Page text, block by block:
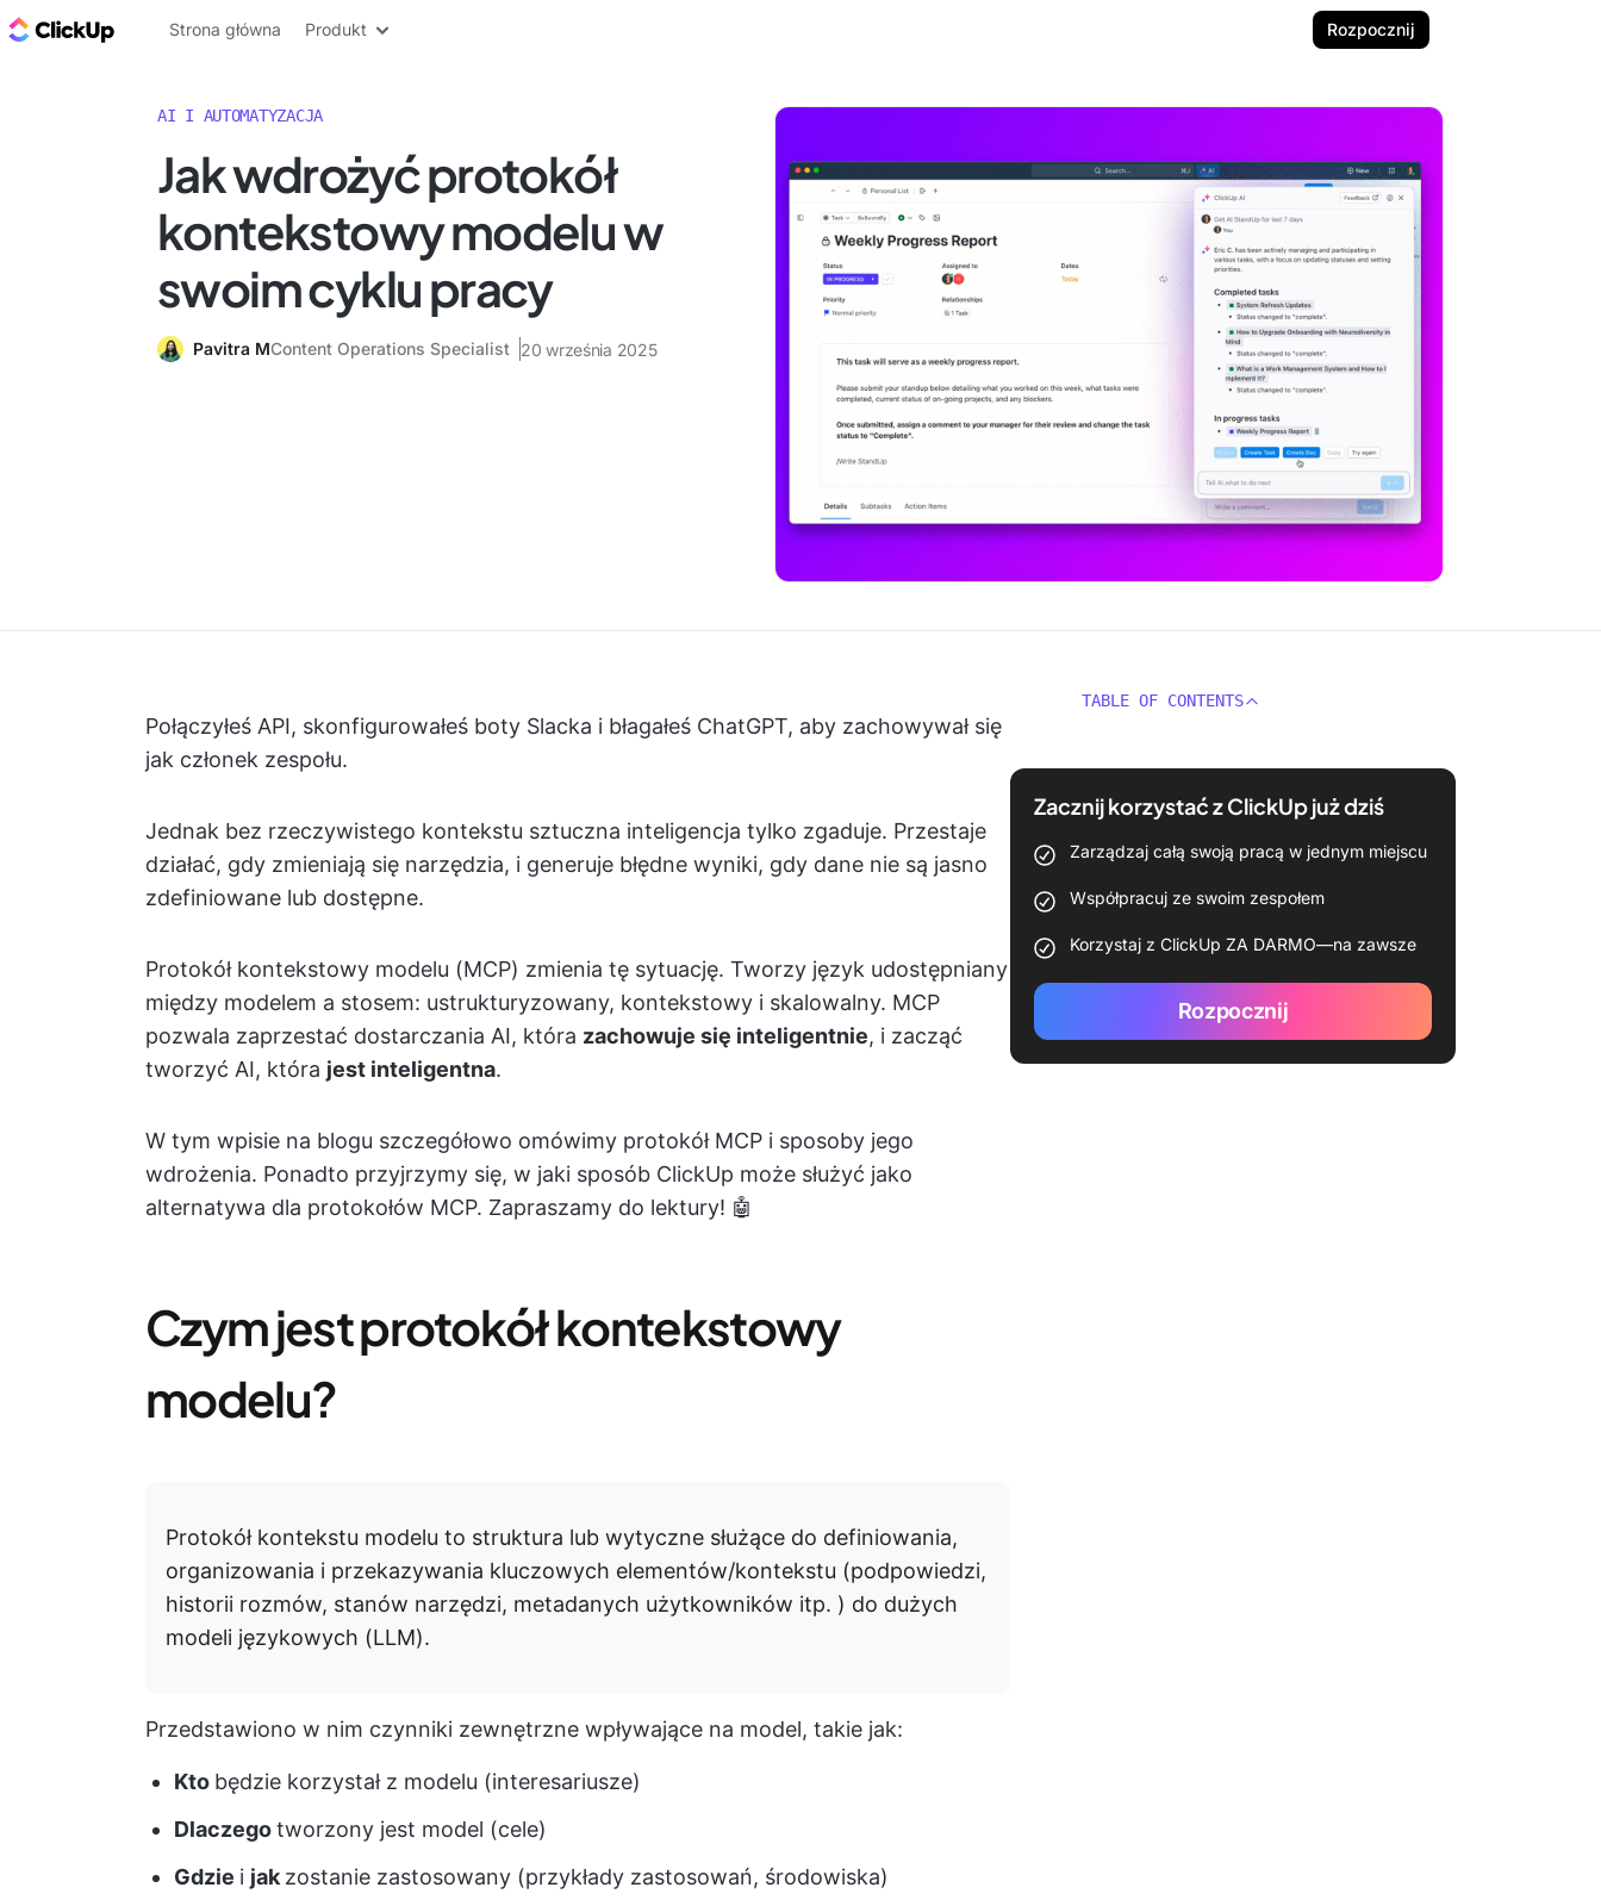
ClickUp Blog
Strona główna Produkt Rozpocznij
AI I AUTOMATYZACJA
Jak wdrożyć protokół
kontekstowy modelu w
swoim cyklu pracy
Pavitra MContent Operations Specialist 20 września 2025
Połączyłeś API, skonfigurowałeś boty Slacka i błagałeś ChatGPT, aby zachowywał się
jak członek zespołu.
Jednak bez rzeczywistego kontekstu sztuczna inteligencja tylko zgaduje. Przestaje
działać, gdy zmieniają się narzędzia, i generuje błędne wyniki, gdy dane nie są jasno
zdefiniowane lub dostępne.
Protokół kontekstowy modelu (MCP) zmienia tę sytuację. Tworzy język udostępniany
między modelem a stosem: ustrukturyzowany, kontekstowy i skalowalny. MCP
pozwala zaprzestać dostarczania AI, która zachowuje się inteligentnie, i zacząć
tworzyć AI, która jest inteligentna.
W tym wpisie na blogu szczegółowo omówimy protokół MCP i sposoby jego
wdrożenia. Ponadto przyjrzymy się, w jaki sposób ClickUp może służyć jako
alternatywa dla protokołów MCP. Zapraszamy do lektury! 🤖
Czym jest protokół kontekstowy
modelu?
Protokół kontekstu modelu to struktura lub wytyczne służące do definiowania,
organizowania i przekazywania kluczowych elementów/kontekstu (podpowiedzi,
historii rozmów, stanów narzędzi, metadanych użytkowników itp. ) do dużych
modeli językowych (LLM).
Przedstawiono w nim czynniki zewnętrzne wpływające na model, takie jak:
Kto będzie korzystał z modelu (interesariusze)
Dlaczegotworzony jest model (cele)
Gdzie i jak zostanie zastosowany (przykłady zastosowań, środowiska)
TABLE OF CONTENTS
Zacznij korzystać z ClickUp już dziś
Zarządzaj całą swoją pracą w jednym miejscu
Współpracuj ze swoim zespołem
Korzystaj z ClickUp ZA DARMO—na zawsze
Rozpocznij